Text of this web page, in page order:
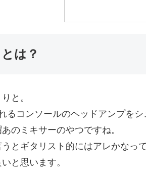
は？
と。
るコンソールのヘッドアンプをシ
のミキサーのやつですね。
とギタリスト的にはアレかなっ
と思います。